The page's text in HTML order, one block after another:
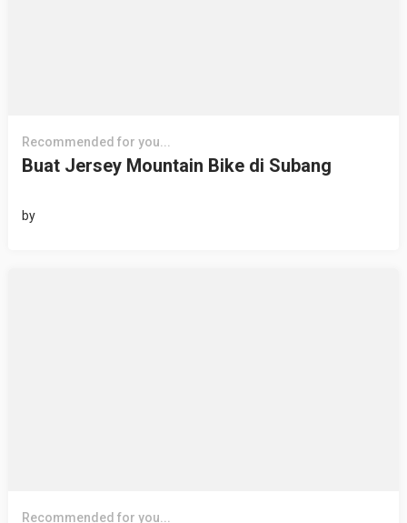
Recommended for you...
Buat Jersey Mountain Bike di Subang
by
Recommended for you...